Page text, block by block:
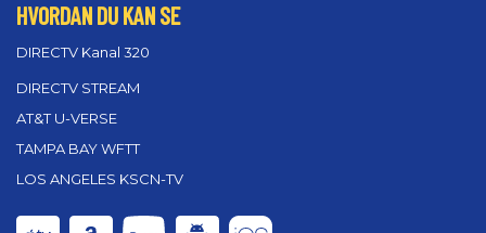
HVORDAN DU KAN SE
DIRECTV Kanal 320
DIRECTV STREAM
AT&T U-VERSE
TAMPA BAY WFTT
LOS ANGELES KSCN-TV